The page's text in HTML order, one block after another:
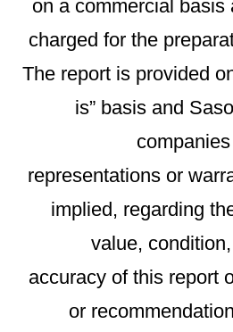
on a commercial basis
charged for the
The report is provided
is” basis and
representations or
implied, regarding
value,
accuracy of this report
or